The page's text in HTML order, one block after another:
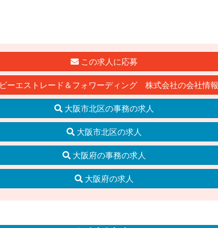
この求人に応募
ビーエストレード＆フォワーディング 株式会社の会社情報
大阪市北区の事務の求人
大阪市北区の求人
大阪府の事務の求人
大阪府の求人